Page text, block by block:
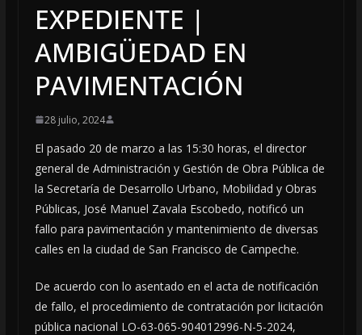
EXPEDIENTE |
AMBIGÜEDAD EN
PAVIMENTACIÓN
28 julio, 2024
El pasado 20 de marzo a las 15:30 horas, el director
general de Administración y Gestión de Obra Pública de
la Secretaría de Desarrollo Urbano, Mobilidad y Obras
Públicas, José Manuel Zavala Escobedo, notificó un
fallo para pavimentación y mantenimiento de diversas
calles en la ciudad de San Francisco de Campeche.
De acuerdo con lo asentado en el acta de notificación
de fallo, el procedimiento de contratación por licitación
pública nacional LO-63-065-904012996-N-5-2024,